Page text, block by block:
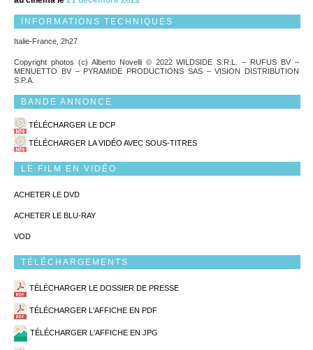
INFORMATIONS TECHNIQUES
Italie-France, 2h27
Copyright photos (c) Alberto Novelli © 2022 WILDSIDE S.R.L. – RUFUS BV –
MENUETTO BV – PYRAMIDE PRODUCTIONS SAS – VISION DISTRIBUTION
S.P.A.
BANDE ANNONCE
TÉLÉCHARGER LE DCP
TÉLÉCHARGER LA VIDÉO AVEC SOUS-TITRES
LE FILM EN VIDÉO
ACHETER LE DVD
ACHETER LE BLU-RAY
VOD
TÉLÉCHARGEMENTS
TÉLÉCHARGER LE DOSSIER DE PRESSE
TÉLÉCHARGER L'AFFICHE EN PDF
TÉLÉCHARGER L'AFFICHE EN JPG